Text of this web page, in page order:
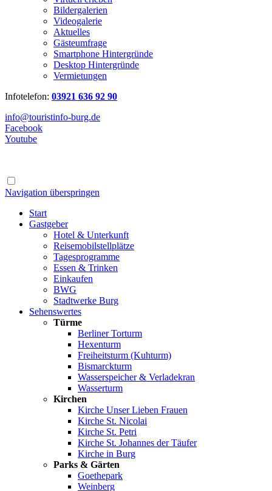
Bildergalerien
Videogalerie
Aktuelles
Gästeumfrage
Smartphone Hintergründe
Desktop Hintergründe
Vermietungen
Infotelefon: 03921 636 92 90
info@touristinfo-burg.de
Facebook
Youtube
Navigation überspringen
Start
Gastgeber
Hotel & Unterkunft
Reisemobilstellplätze
Tagesprogramme
Essen & Trinken
Einkaufen
BWG
Stadtwerke Burg
Sehenswertes
Türme
Berliner Torturm
Hexenturm
Freiheitsturm (Kuhturm)
Bismarckturm
Wasserspeicher & Verladekran
Wasserturm
Kirchen
Kirche Unser Lieben Frauen
Kirche St. Nicolai
Kirche St. Petri
Kirche St. Johannes der Täufer
Kirche in Burg
Parks & Gärten
Goethepark
Weinberg